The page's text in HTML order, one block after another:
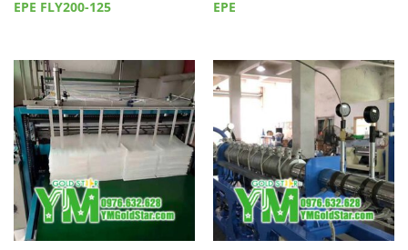
EPE FLY200-125
EPE